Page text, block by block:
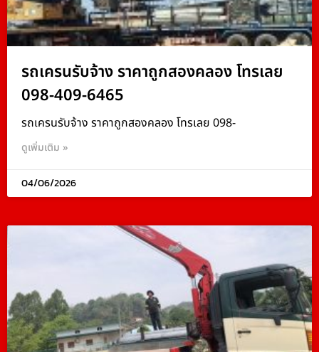
รถเครนรับจ้าง ราคาถูกสองคลอง โทรเลย
098-409-6465
รถเครนรับจ้าง ราคาถูกสองคลอง โทรเลย 098-
ดูเพิ่มเติม »
04/06/2026